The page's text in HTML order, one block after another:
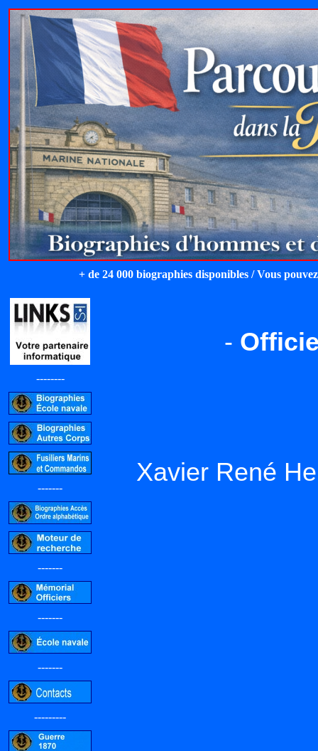
+ de 24 000 biographies disponibles / Vous
--------
-------
-------
-------
-------
---------
-
Xavier René